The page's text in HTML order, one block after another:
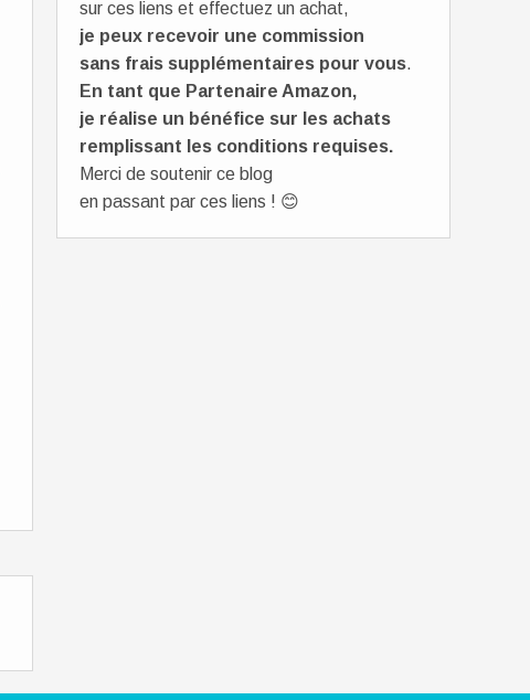
sur ces liens et effectuez un achat,
je peux recevoir une commission
sans frais supplémentaires pour vous.
En tant que Partenaire Amazon,
je réalise un bénéfice sur les achats
remplissant les conditions requises.
Merci de soutenir ce blog
en passant par ces liens ! 😊